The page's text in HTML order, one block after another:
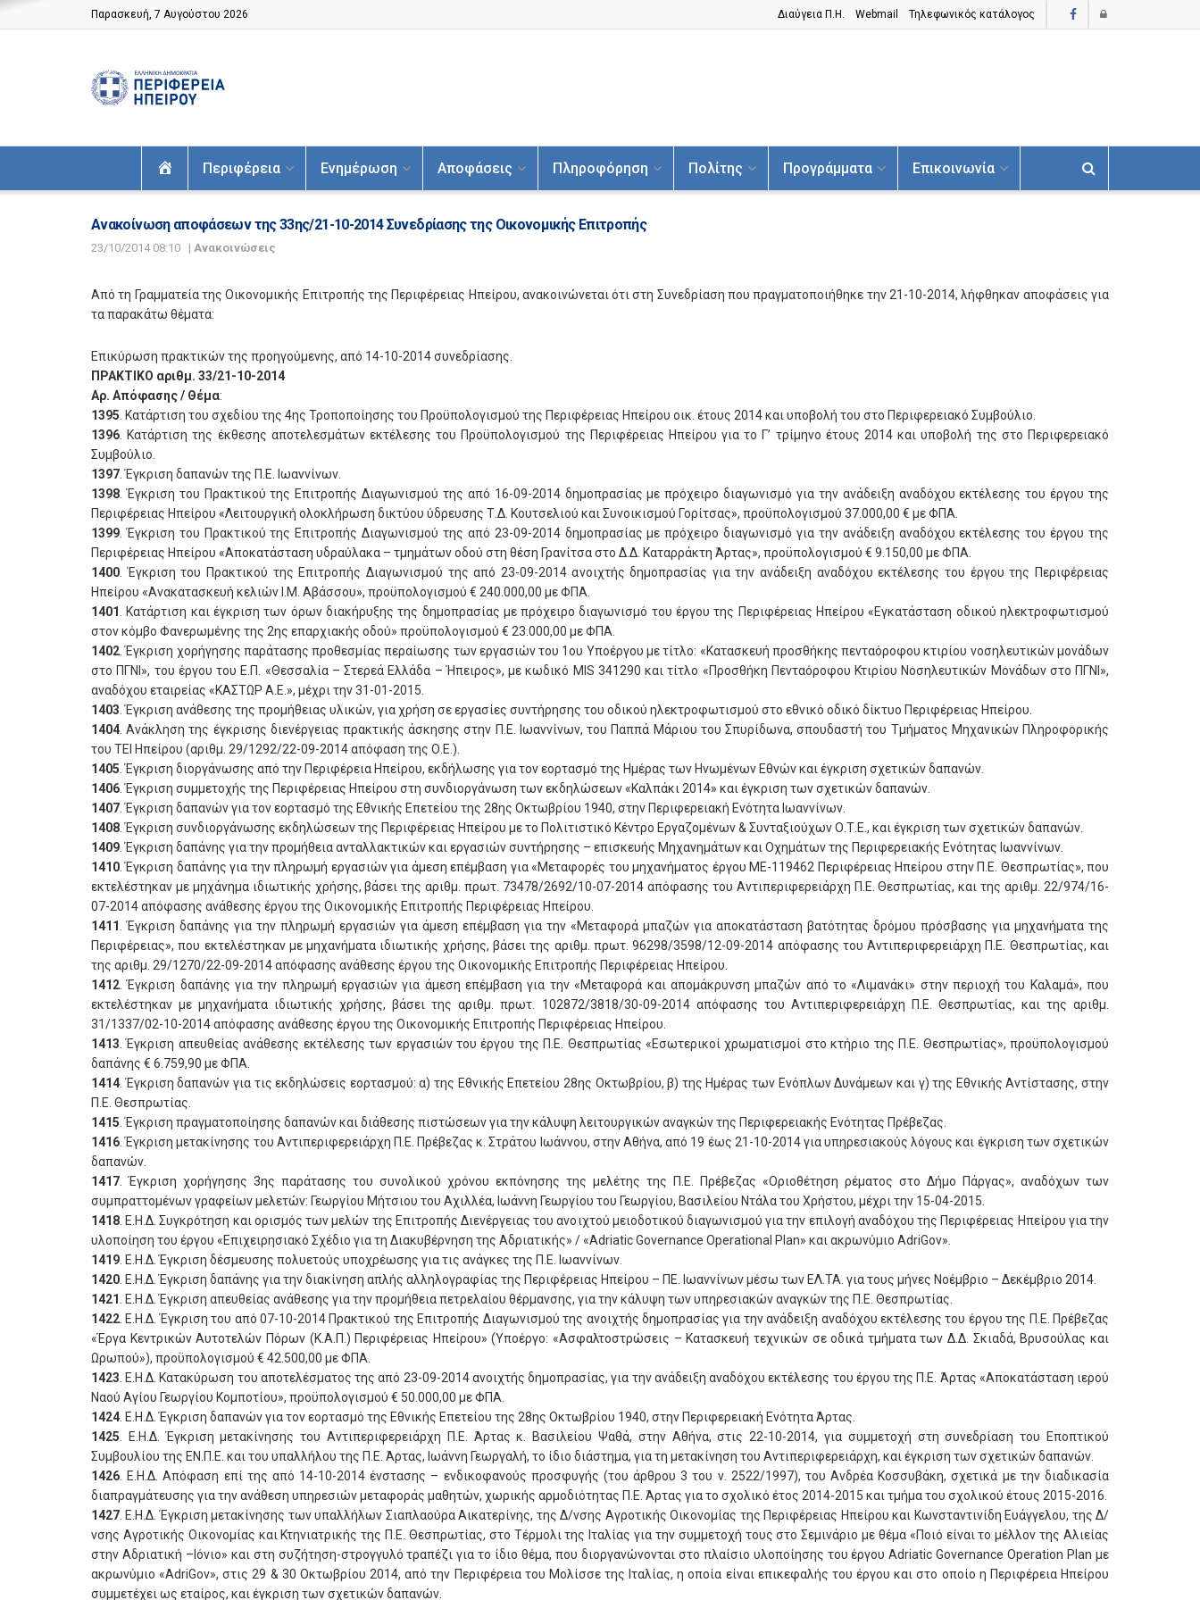
Παρασκευή, 7 Αυγούστου 2026 Διαύγεια Π.H. Webmail Τηλεφωνικός κατάλογος
ΑρχικήΠεριφέρεια Ενημέρωση Αποφάσεις Πληροφόρηση Πολίτης Προγράμματα Επικοινωνία
Ανακοίνωση αποφάσεων της 33ης/21-10-2014 Συνεδρίασης της Οικονομικής Επιτροπής
23/10/2014 08:10 | Ανακοινώσεις
Από τη Γραμματεία της Οικονομικής Επιτροπής της Περιφέρειας Ηπείρου, ανακοινώνεται ότι στη Συνεδρίαση που πραγματοποιήθηκε την 21-10-2014, λήφθηκαν αποφάσεις για
τα παρακάτω θέματα:
Επικύρωση πρακτικών της προηγούμενης, από 14-10-2014 συνεδρίασης.
ΠΡΑΚΤΙΚΟ αριθμ. 33/21-10-2014
Αρ. Απόφασης / Θέμα:
1395 . Κατάρτιση του σχεδίου της 4ης Τροποποίησης του Προϋπολογισμού της Περιφέρειας Ηπείρου οικ. έτους 2014 και υποβολή του στο Περιφερειακό Συμβούλιο.
1396 . Κατάρτιση της έκθεσης αποτελεσμάτων εκτέλεσης του Προϋπολογισμού της Περιφέρειας Ηπείρου για το Γ’ τρίμηνο έτους 2014 και υποβολή της στο Περιφερειακό
Συμβούλιο.
1397 . Έγκριση δαπανών της Π.Ε. Ιωαννίνων.
1398 . Έγκριση του Πρακτικού της Επιτροπής Διαγωνισμού της από 16-09-2014 δημοπρασίας με πρόχειρο διαγωνισμό για την ανάδειξη αναδόχου εκτέλεσης του έργου της
Περιφέρειας Ηπείρου «Λειτουργική ολοκλήρωση δικτύου ύδρευσης Τ.Δ. Κουτσελιού και Συνοικισμού Γορίτσας», προϋπολογισμού 37.000,00 € με ΦΠΑ.
1399 . Έγκριση του Πρακτικού της Επιτροπής Διαγωνισμού της από 23-09-2014 δημοπρασίας με πρόχειρο διαγωνισμό για την ανάδειξη αναδόχου εκτέλεσης του έργου της
Περιφέρειας Ηπείρου «Αποκατάσταση υδραύλακα – τμημάτων οδού στη θέση Γρανίτσα στο Δ.Δ. Καταρράκτη Άρτας», προϋπολογισμού € 9.150,00 με ΦΠΑ.
1400 . Έγκριση του Πρακτικού της Επιτροπής Διαγωνισμού της από 23-09-2014 ανοιχτής δημοπρασίας για την ανάδειξη αναδόχου εκτέλεσης του έργου της Περιφέρειας
Ηπείρου «Ανακατασκευή κελιών Ι.Μ. Αβάσσου», προϋπολογισμού € 240.000,00 με ΦΠΑ.
1401
. Κατάρτιση και έγκριση των όρων διακήρυξης της δημοπρασίας με πρόχειρο διαγωνισμό του έργου της Περιφέρειας Ηπείρου «Εγκατάσταση οδικού ηλεκτροφωτισμού
στον κόμβο Φανερωμένης της 2ης επαρχιακής οδού» προϋπολογισμού € 23.000,00 με ΦΠΑ.
1402 . Έγκριση χορήγησης παράτασης προθεσμίας περαίωσης των εργασιών του 1ου Υποέργου με τίτλο: «Κατασκευή προσθήκης πενταόροφου κτιρίου νοσηλευτικών μονάδων
στο ΠΓΝΙ», του έργου του Ε.Π. «Θεσσαλία – Στερεά Ελλάδα – Ήπειρος», με κωδικό MIS 341290 και τίτλο «Προσθήκη Πενταόροφου Κτιρίου Νοσηλευτικών Μονάδων στο ΠΓΝΙ»,
αναδόχου εταιρείας «ΚΑΣΤΩΡ Α.Ε.», μέχρι την 31-01-2015.
1403 . Έγκριση ανάθεσης της προμήθειας υλικών, για χρήση σε εργασίες συντήρησης του οδικού ηλεκτροφωτισμού στο εθνικό οδικό δίκτυο Περιφέρειας Ηπείρου.
1404 . Ανάκληση της έγκρισης διενέργειας πρακτικής άσκησης στην Π.Ε. Ιωαννίνων, του Παππά Μάριου του Σπυρίδωνα, σπουδαστή του Τμήματος Μηχανικών Πληροφορικής
του ΤΕΙ Ηπείρου (αριθμ. 29/1292/22-09-2014 απόφαση της Ο.Ε.).
1405 . Έγκριση διοργάνωσης από την Περιφέρεια Ηπείρου, εκδήλωσης για τον εορτασμό της Ημέρας των Ηνωμένων Εθνών και έγκριση σχετικών δαπανών.
1406 . Έγκριση συμμετοχής της Περιφέρειας Ηπείρου στη συνδιοργάνωση των εκδηλώσεων «Καλπάκι 2014» και έγκριση των σχετικών δαπανών.
1407 . Έγκριση δαπανών για τον εορτασμό της Εθνικής Επετείου της 28ης Οκτωβρίου 1940, στην Περιφερειακή Ενότητα Ιωαννίνων.
1408 . Έγκριση συνδιοργάνωσης εκδηλώσεων της Περιφέρειας Ηπείρου με το Πολιτιστικό Κέντρο Εργαζομένων & Συνταξιούχων Ο.Τ.Ε., και έγκριση των σχετικών δαπανών.
1409 . Έγκριση δαπάνης για την προμήθεια ανταλλακτικών και εργασιών συντήρησης – επισκευής Μηχανημάτων και Οχημάτων της Περιφερειακής Ενότητας Ιωαννίνων.
1410 . Έγκριση δαπάνης για την πληρωμή εργασιών για άμεση επέμβαση για «Μεταφορές του μηχανήματος έργου ΜΕ-119462 Περιφέρειας Ηπείρου στην Π.Ε. Θεσπρωτίας», που
εκτελέστηκαν με μηχάνημα ιδιωτικής χρήσης, βάσει της αριθμ. πρωτ. 73478/2692/10-07-2014 απόφασης του Αντιπεριφερειάρχη Π.Ε. Θεσπρωτίας, και της αριθμ. 22/974/16-
07-2014 απόφασης ανάθεσης έργου της Οικονομικής Επιτροπής Περιφέρειας Ηπείρου.
1411
. Έγκριση δαπάνης για την πληρωμή εργασιών για άμεση επέμβαση για την «Μεταφορά μπαζών για αποκατάσταση βατότητας δρόμου πρόσβασης για μηχανήματα της
Περιφέρειας», που εκτελέστηκαν με μηχανήματα ιδιωτικής χρήσης, βάσει της αριθμ. πρωτ. 96298/3598/12-09-2014 απόφασης του Αντιπεριφερειάρχη Π.Ε. Θεσπρωτίας, και
της αριθμ. 29/1270/22-09-2014 απόφασης ανάθεσης έργου της Οικονομικής Επιτροπής Περιφέρειας Ηπείρου.
1412 . Έγκριση δαπάνης για την πληρωμή εργασιών για άμεση επέμβαση για την «Μεταφορά και απομάκρυνση μπαζών από το «Λιμανάκι» στην περιοχή του Καλαμά», που
εκτελέστηκαν με μηχανήματα ιδιωτικής χρήσης, βάσει της αριθμ. πρωτ. 102872/3818/30-09-2014 απόφασης του Αντιπεριφερειάρχη Π.Ε. Θεσπρωτίας, και της αριθμ.
31/1337/02-10-2014 απόφασης ανάθεσης έργου της Οικονομικής Επιτροπής Περιφέρειας Ηπείρου.
1413 . Έγκριση απευθείας ανάθεσης εκτέλεσης των εργασιών του έργου της Π.Ε. Θεσπρωτίας «Εσωτερικοί χρωματισμοί στο κτήριο της Π.Ε. Θεσπρωτίας», προϋπολογισμού
δαπάνης € 6.759,90 με ΦΠΑ.
1414 . Έγκριση δαπανών για τις εκδηλώσεις εορτασμού: α) της Εθνικής Επετείου 28ης Οκτωβρίου, β) της Ημέρας των Ενόπλων Δυνάμεων και γ) της Εθνικής Αντίστασης, στην
Π.Ε. Θεσπρωτίας.
1415 . Έγκριση πραγματοποίησης δαπανών και διάθεσης πιστώσεων για την κάλυψη λειτουργικών αναγκών της Περιφερειακής Ενότητας Πρέβεζας.
1416 . Έγκριση μετακίνησης του Αντιπεριφερειάρχη Π.Ε. Πρέβεζας κ. Στράτου Ιωάννου, στην Αθήνα, από 19 έως 21-10-2014 για υπηρεσιακούς λόγους και έγκριση των σχετικών
δαπανών.
1417 . Έγκριση χορήγησης 3ης παράτασης του συνολικού χρόνου εκπόνησης της μελέτης της Π.Ε. Πρέβεζας «Οριοθέτηση ρέματος στο Δήμο Πάργας», αναδόχων των
συμπραττομένων γραφείων μελετών: Γεωργίου Μήτσιου του Αχιλλέα, Ιωάννη Γεωργίου του Γεωργίου, Βασιλείου Ντάλα του Χρήστου, μέχρι την 15-04-2015.
1418 . Ε.Η.Δ. Συγκρότηση και ορισμός των μελών της Επιτροπής Διενέργειας του ανοιχτού μειοδοτικού διαγωνισμού για την επιλογή αναδόχου της Περιφέρειας Ηπείρου για την
υλοποίηση του έργου «Επιχειρησιακό Σχέδιο για τη Διακυβέρνηση της Αδριατικής» / «Adriatic Governance Operational Plan» και ακρωνύμιο AdriGov».
1419 . Ε.Η.Δ. Έγκριση δέσμευσης πολυετούς υποχρέωσης για τις ανάγκες της Π.Ε. Ιωαννίνων.
1420 . Ε.Η.Δ. Έγκριση δαπάνης για την διακίνηση απλής αλληλογραφίας της Περιφέρειας Ηπείρου – ΠΕ. Ιωαννίνων μέσω των ΕΛ.ΤΑ. για τους μήνες Νοέμβριο – Δεκέμβριο 2014.
1421
. Ε.Η.Δ. Έγκριση απευθείας ανάθεσης για την προμήθεια πετρελαίου θέρμανσης, για την κάλυψη των υπηρεσιακών αναγκών της Π.Ε. Θεσπρωτίας.
1422 . Ε.Η.Δ. Έγκριση του από 07-10-2014 Πρακτικού της Επιτροπής Διαγωνισμού της ανοιχτής δημοπρασίας για την ανάδειξη αναδόχου εκτέλεσης του έργου της Π.Ε. Πρέβεζας
«Έργα Κεντρικών Αυτοτελών Πόρων (Κ.Α.Π.) Περιφέρειας Ηπείρου» (Υποέργο: «Ασφαλτοστρώσεις – Κατασκευή τεχνικών σε οδικά τμήματα των Δ.Δ. Σκιαδά, Βρυσούλας και
Ωρωπού»), προϋπολογισμού € 42.500,00 με ΦΠΑ.
1423 . Ε.Η.Δ. Κατακύρωση του αποτελέσματος της από 23-09-2014 ανοιχτής δημοπρασίας, για την ανάδειξη αναδόχου εκτέλεσης του έργου της Π.Ε. Άρτας «Αποκατάσταση ιερού
Ναού Αγίου Γεωργίου Κομποτίου», προϋπολογισμού € 50.000,00 με ΦΠΑ.
1424 . Ε.Η.Δ. Έγκριση δαπανών για τον εορτασμό της Εθνικής Επετείου της 28ης Οκτωβρίου 1940, στην Περιφερειακή Ενότητα Άρτας.
1425 . Ε.Η.Δ. Έγκριση μετακίνησης του Αντιπεριφερειάρχη Π.Ε. Άρτας κ. Βασιλείου Ψαθά, στην Αθήνα, στις 22-10-2014, για συμμετοχή στη συνεδρίαση του Εποπτικού
Συμβουλίου της ΕΝ.Π.Ε. και του υπαλλήλου της Π.Ε. Άρτας, Ιωάννη Γεωργαλή, το ίδιο διάστημα, για τη μετακίνηση του Αντιπεριφερειάρχη, και έγκριση των σχετικών δαπανών.
1426 . Ε.Η.Δ. Απόφαση επί της από 14-10-2014 ένστασης – ενδικοφανούς προσφυγής (του άρθρου 3 του ν. 2522/1997), του Ανδρέα Κοσσυβάκη, σχετικά με την διαδικασία
διαπραγμάτευσης για την ανάθεση υπηρεσιών μεταφοράς μαθητών, χωρικής αρμοδιότητας Π.Ε. Άρτας για το σχολικό έτος 2014-2015 και τμήμα του σχολικού έτους 2015-2016.
1427 . Ε.Η.Δ. Έγκριση μετακίνησης των υπαλλήλων Σιαπλαούρα Αικατερίνης, της Δ/νσης Αγροτικής Οικονομίας της Περιφέρειας Ηπείρου και Κωνσταντινίδη Ευάγγελου, της Δ/
νσης Αγροτικής Οικονομίας και Κτηνιατρικής της Π.Ε. Θεσπρωτίας, στο Τέρμολι της Ιταλίας για την συμμετοχή τους στο Σεμινάριο με θέμα «Ποιό είναι το μέλλον της Αλιείας
στην Αδριατική –Ιόνιο» και στη συζήτηση-στρογγυλό τραπέζι για το ίδιο θέμα, που διοργανώνονται στο πλαίσιο υλοποίησης του έργου Adriatic Governance Operation Plan με
ακρωνύμιο «AdriGov», στις 29 & 30 Οκτωβρίου 2014, από την Περιφέρεια του Μολίσσε της Ιταλίας, η οποία είναι επικεφαλής του έργου και στο οποίο η Περιφέρεια Ηπείρου
συμμετέχει ως εταίρος, και έγκριση των σχετικών δαπανών.